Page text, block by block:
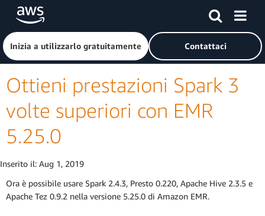
Passa al contenuto principale
Fai clic qui per tornare alla home page di Amazon Web
Inizia a utilizzarlo gratuitamente Contattaci
Ottieni prestazioni Spark 3
volte superiori con EMR
5.25.0
Inserito il: Aug 1, 2019
Ora è possibile usare Spark 2.4.3, Presto 0.220, Apache Hive 2.3.5 e
Apache Tez 0.9.2 nella versione 5.25.0 di Amazon EMR.